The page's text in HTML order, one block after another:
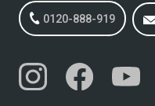
0120-888-919